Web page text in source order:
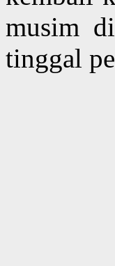
musim
tinggal